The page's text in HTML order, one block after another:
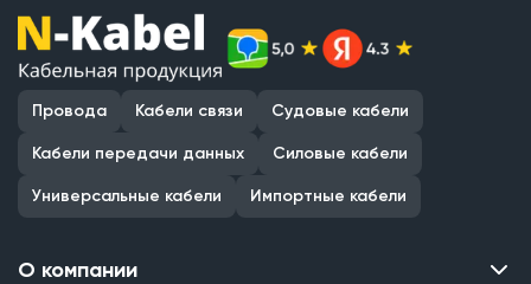
Провода Кабели связи Судовые кабели
Кабели передачи данных Силовые кабели
Универсальные кабели Импортные кабели
О компании